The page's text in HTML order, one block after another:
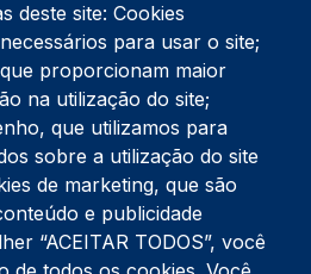
390 100
deste site: Cookies
para usar o site;
proporcionam maior
na utilização do site;
que utilizamos para
sobre a utilização do site
de marketing, que são
e publicidade
“ACEITAR TODOS”, você